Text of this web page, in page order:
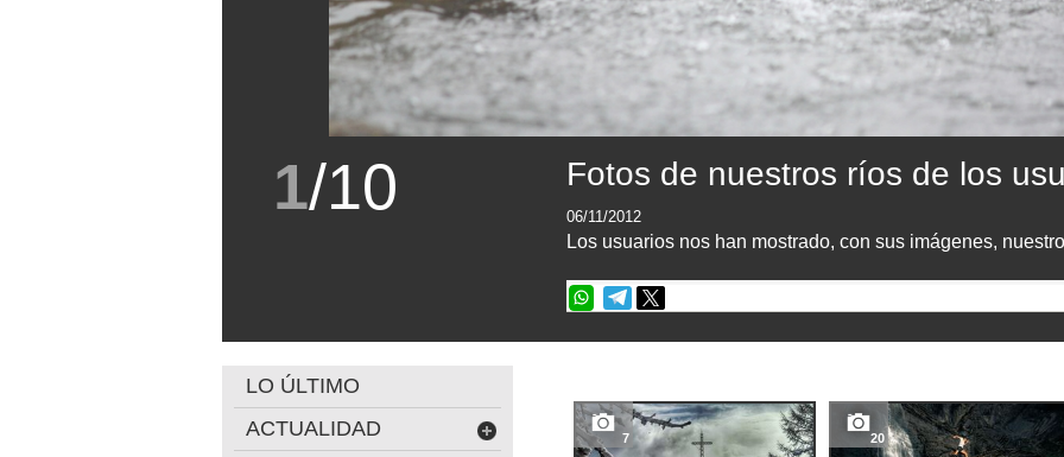
1/10 Fotos de nuestros ríos de los
06/11/2012
Los usuarios nos han mostrado, con sus imágenes,
LO ÚLTIMO
ACTUALIDAD
7 20